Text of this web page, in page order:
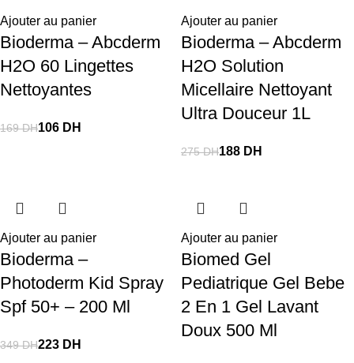
Ajouter au panier
Bioderma – Abcderm
H2O 60 Lingettes
Nettoyantes
169DH106 DH
Ajouter au panier
Bioderma – Abcderm
H2O Solution
Micellaire Nettoyant
Ultra Douceur 1L
275DH188 DH
Ajouter au panier
Bioderma –
Photoderm Kid Spray
Spf 50+ – 200 Ml
349DH223 DH
Ajouter au panier
Biomed Gel
Pediatrique Gel Bebe
2 En 1 Gel Lavant
Doux 500 Ml